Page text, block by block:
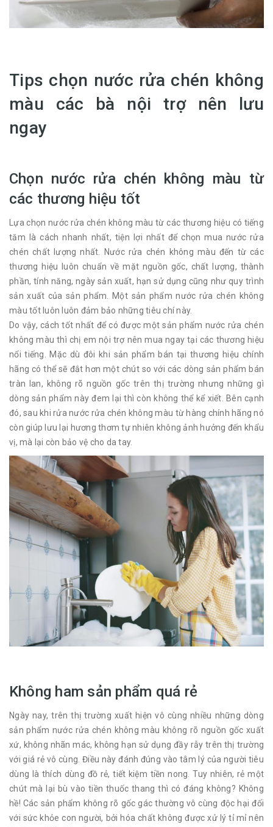
Tips chọn nước rửa chén không
màu các bà nội trợ nên lưu
ngay
Chọn nước rửa chén không màu từ
các thương hiệu tốt
Lựa chọn nước rửa chén không màu từ các thương hiệu có tiếng
tăm là cách nhanh nhất, tiện lợi nhất để chọn mua nước rửa
chén chất lượng nhất. Nước rửa chén không màu đến từ các
thương hiệu luôn chuẩn về mặt nguồn gốc, chất lượng, thành
phần, tính năng, ngày sản xuất, hạn sử dụng cũng như quy trình
sản xuất của sản phẩm. Một sản phẩm nước rửa chén không
màu tốt luôn luôn đảm bảo những tiêu chí này.
Do vậy, cách tốt nhất để có được một sản phẩm nước rửa chén
không màu thì chị em nội trợ nên mua ngay tại các thương hiệu
nổi tiếng. Mặc dù đôi khi sản phẩm bán tại thương hiệu chính
hãng có thể sẽ đắt hơn một chút so với các dòng sản phẩm bán
tràn lan, không rõ nguồn gốc trên thị trường nhưng những gì
dòng sản phẩm này đem lại thì còn không thể kể xiết. Bên cạnh
đó, sau khi rửa nước rửa chén không màu từ hàng chính hãng nó
còn giúp lưu lại hương thơm tự nhiên không ảnh hưởng đến khẩu
vị, mà lại còn bảo vệ cho da tay.
Không ham sản phẩm quá rẻ
Ngày nay, trên thị trường xuất hiện vô cùng nhiều những dòng
sản phẩm nước rửa chén không màu không rõ nguồn gốc xuất
xứ, không nhãn mác, không hạn sử dụng đầy rẫy trên thị trường
với giá rẻ vô cùng. Điều này đánh đúng vào tâm lý của người tiêu
dùng là thích dùng đồ rẻ, tiết kiệm tiền nong. Tuy nhiên, rẻ một
chút mà lại bù vào tiền thuốc thang thì có đáng không? Không
hề! Các sản phẩm không rõ gốc gác thường vô cùng độc hại đối
với sức khỏe con người, bởi hóa chất không được xử lý tỉ mỉ nên